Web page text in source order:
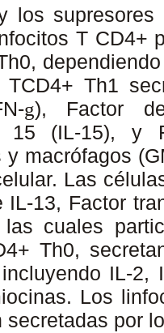
los
T CD4+
Th1
g), Factor
15 (IL-15), y
y macrófagos
Las
IL-13, Factor
las cuales
Th0,
IL-2,
Los
secretadas por